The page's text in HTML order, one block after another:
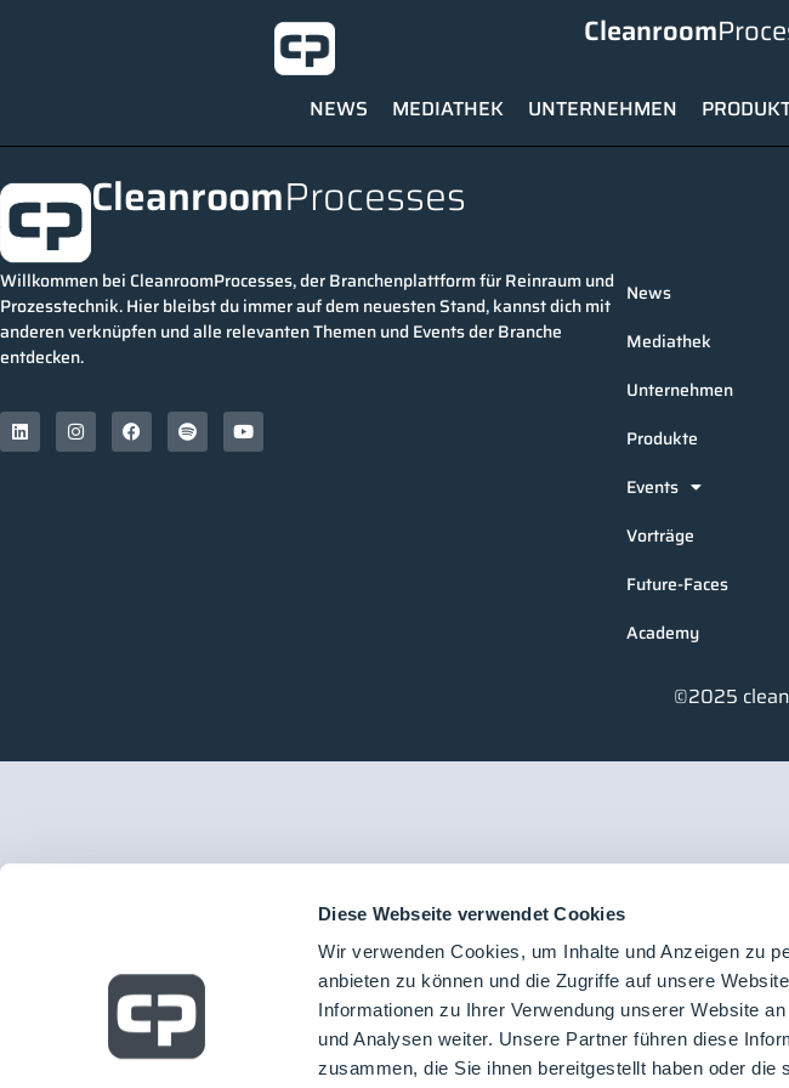
Diese Webseite verwendet Cookies
Wir verwenden Cookies, um Inhalte und Anzeigen zu
anbieten zu können und die Zugriffe auf unsere
Informationen zu Ihrer Verwendung unserer Website
und Analysen weiter. Unsere Partner führen diese
zusammen, die Sie ihnen bereitgestellt haben oder
Cleanroom
NEWS MEDIATHEK UNTERNEHMEN
CleanroomProcesses
Willkommen bei CleanroomProcesses, der Branchenplattform für Reinraum und
Prozesstechnik. Hier bleibst du immer auf dem neuesten Stand, kannst dich mit
anderen verknüpfen und alle relevanten Themen und Events der Branche
entdecken.
News
Mediathek
Unternehmen
Produkte
Events
Vorträge
Future-Faces
Academy
©2025